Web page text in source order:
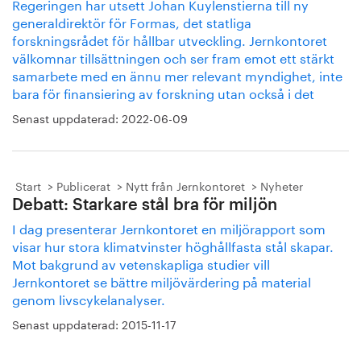
generaldirektör för Formas, det statliga
forskningsrådet för hållbar utveckling. Jernkontoret
välkomnar tillsättningen och ser fram emot ett stärkt
samarbete med en ännu mer relevant myndighet, inte
bara för finansiering av forskning utan också i det
Senast uppdaterad: 2022-06-09
Start Publicerat Nytt från Jernkontoret Nyheter
Debatt: Starkare stål bra för miljön
I dag presenterar Jernkontoret en miljörapport som
visar hur stora klimatvinster höghållfasta stål skapar.
Mot bakgrund av vetenskapliga studier vill
Jernkontoret se bättre miljövärdering på material
genom livscykelanalyser.
Senast uppdaterad: 2015-11-17